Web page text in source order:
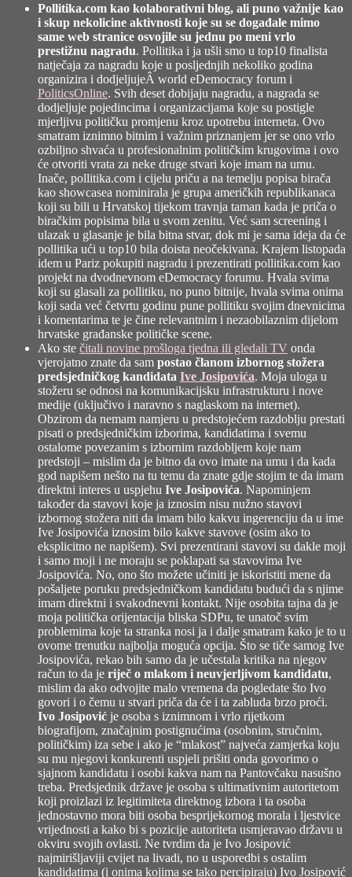
Pollitika.com kao kolaborativni blog, ali puno važnije kao
i skup nekolicine aktivnosti koje su se događale mimo
same web stranice osvojile su jednu po meni vrlo
prestižnu nagradu. Pollitika i ja ušli smo u top10 finalista
natječaja za nagradu koje u posljednjih nekoliko godina
organizira i dodjeljujeÂ world eDemocracy forum i
PoliticsOnline. Svih deset dobijaju nagradu, a nagrada se
dodjeljuje pojedincima i organizacijama koje su postigle
mjerljivu političku promjenu kroz upotrebu interneta. Ovo
smatram iznimno bitnim i važnim priznanjem jer se ono vrlo
ozbiljno shvaća u profesionalnim političkim krugovima i ovo
će otvoriti vrata za neke druge stvari koje imam na umu.
Inače, pollitika.com i cijelu priču a na temelju popisa birača
kao showcasea nominirala je grupa američkih republikanaca
koji su bili u Hrvatskoj tijekom travnja taman kada je priča o
biračkim popisima bila u svom zenitu. Već sam screening i
ulazak u glasanje je bila bitna stvar, dok mi je sama ideja da će
pollitika ući u top10 bila doista neočekivana. Krajem listopada
idem u Pariz pokupiti nagradu i prezentirati pollitika.com kao
projekt na dvodnevnom eDemocracy forumu. Hvala svima
koji su glasali za pollitiku, no puno bitnije, hvala svima onima
koji sada već četvrtu godinu pune pollitiku svojim dnevnicima
i komentarima te je čine relevantnim i nezaobilaznim dijelom
hrvatske građanske političke scene.
Ako ste čitali novine prošloga tjedna ili gledali TV onda
vjerojatno znate da sam postao članom izbornog stožera
predsjedničkog kandidata Ive Josipovića. Moja uloga u
stožeru se odnosi na komunikacijsku infrastrukturu i nove
medije (uključivo i naravno s naglaskom na internet).
Obzirom da nemam namjeru u predstojećem razdoblju prestati
pisati o predsjedničkim izborima, kandidatima i svemu
ostalome povezanim s izbornim razdobljem koje nam
predstoji – mislim da je bitno da ovo imate na umu i da kada
god napišem nešto na tu temu da znate gdje stojim te da imam
direktni interes u uspjehu Ive Josipovića. Napominjem
također da stavovi koje ja iznosim nisu nužno stavovi
izbornog stožera niti da imam bilo kakvu ingerenciju da u ime
Ive Josipovića iznosim bilo kakve stavove (osim ako to
eksplicitno ne napišem). Svi prezentirani stavovi su dakle moji
i samo moji i ne moraju se poklapati sa stavovima Ive
Josipovića. No, ono što možete učiniti je iskoristiti mene da
pošaljete poruku predsjedničkom kandidatu budući da s njime
imam direktni i svakodnevni kontakt. Nije osobita tajna da je
moja politička orijentacija bliska SDPu, te unatoč svim
problemima koje ta stranka nosi ja i dalje smatram kako je to u
ovome trenutku najbolja moguća opcija. Što se tiče samog Ive
Josipovića, rekao bih samo da je učestala kritika na njegov
račun to da je riječ o mlakom i neuvjerljivom kandidatu,
mislim da ako odvojite malo vremena da pogledate što Ivo
govori i o čemu u stvari priča da će i ta zabluda brzo proći.
Ivo Josipović je osoba s iznimnom i vrlo rijetkom
biografijom, značajnim postignućima (osobnim, stručnim,
političkim) iza sebe i ako je “mlakost” najveća zamjerka koju
su mu njegovi konkurenti uspjeli prišiti onda govorimo o
sjajnom kandidatu i osobi kakva nam na Pantovčaku nasušno
treba. Predsjednik države je osoba s ultimativnim autoritetom
koji proizlazi iz legitimiteta direktnog izbora i ta osoba
jednostavno mora biti osoba besprijekornog morala i ljestvice
vrijednosti a kako bi s pozicije autoriteta usmjeravao državu u
okviru svojih ovlasti. Ne tvrdim da je Ivo Josipović
najmirišljaviji cvijet na livadi, no u usporedbi s ostalim
kandidatima (i onima kojima se tako percipiraju) Ivo Josipović